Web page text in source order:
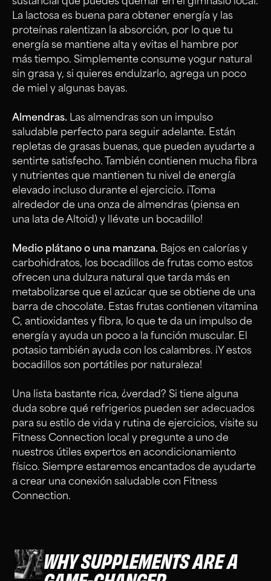
La lactosa es buena para obtener energía y las
proteínas ralentizan la absorción, por lo que tu
energía se mantiene alta y evitas el hambre por
más tiempo. Simplemente consume yogur natural
sin grasa y, si quieres endulzarlo, agrega un poco
de miel y algunas bayas.
Almendras. Las almendras son un impulso
saludable perfecto para seguir adelante. Están
repletas de grasas buenas, que pueden ayudarte a
sentirte satisfecho. También contienen mucha fibra
y nutrientes que mantienen tu nivel de energía
elevado incluso durante el ejercicio. ¡Toma
alrededor de una onza de almendras (piensa en
una lata de Altoid) y llévate un bocadillo!
Medio plátano o una manzana. Bajos en calorías y
carbohidratos, los bocadillos de frutas como estos
ofrecen una dulzura natural que tarda más en
metabolizarse que el azúcar que se obtiene de una
barra de chocolate. Estas frutas contienen vitamina
C, antioxidantes y fibra, lo que te da un impulso de
energía y ayuda un poco a la función muscular. El
potasio también ayuda con los calambres. ¡Y estos
bocadillos son portátiles por naturaleza!
Una lista bastante rica, ¿verdad? Si tiene alguna
duda sobre qué refrigerios pueden ser adecuados
para su estilo de vida y rutina de ejercicios, visite su
Fitness Connection local y pregunte a uno de
nuestros útiles expertos en acondicionamiento
físico. Siempre estaremos encantados de ayudarte
a crear una conexión saludable con Fitness
Connection.
WHY SUPPLEMENTS ARE A